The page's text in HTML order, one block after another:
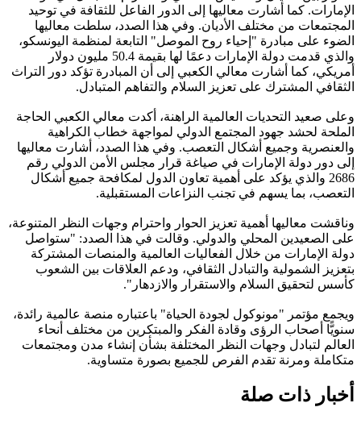
الإمارات. كما أشارت معاليها إلى الدور الفاعل للثقافة في توحيد
المجتمعات من مختلف الأديان. وفي هذا الصدد، سلطت معاليها
الضوء على مبادرة "إحياء روح الموصل" التابعة لمنظمة اليونسكو،
والذي قدمت دولة الإمارات دعمًا لها بقيمة 50.4 مليون دولار
أمريكي، كما أشارت معالي الكعبي إلى أن المبادرة تؤكد دور التراث
الثقافي المشترك على تعزيز السلام والتفاهم المتبادل.
وعلى صعيد التحديات العالمية الراهنة، أكدت معالي الكعبي الحاجة
الملحة لحشد جهود المجتمع الدولي لمواجهة خطاب الكراهية
والعنصرية وجميع أشكال التعصب. وفي هذا الصدد، أشارت معاليها
إلى دور دولة الإمارات في صياغة قرار مجلس الأمن الدولي رقم
2686 والذي يؤكد على أهمية تعاون الدول لمكافحة جميع أشكال
التعصب، بما يسهم في تجنب النزاعات المستقبلية.
وناقشت معاليها أهمية تعزيز الحوار واحترام وجهات النظر المتنوعة،
على الصعيدين المحلي والدولي. وقالت في هذا الصدد: "ستواصل
دولة الإمارات من خلال الفعاليات العالمية والمنصات المشتركة
بتعزيز الشمولية والتبادل الثقافي، ودعم العلاقات بين الشعوب
كأسس لتحقيق السلام والاستقرار والازدهار".
ويجمع مؤتمر "مونوكول لجودة الحياة" باعتباره منصة عالمية رائدة،
سنويًّا أصحاب الرؤى وقادة الفكر والمبتكرين من مختلف أنحاء
العالم لتبادل وجهات النظر المختلفة بشأن إنشاء مدن ومجتمعات
متكاملة ومرنة تقدم الفرص للجميع بصورة متساوية.
أخبار ذات صلة